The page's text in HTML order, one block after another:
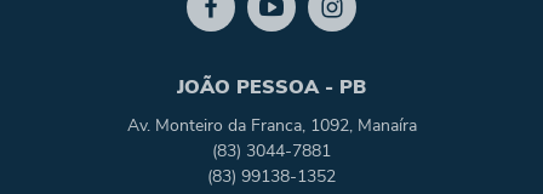
JOÃO PESSOA - PB
Av. Monteiro da Franca, 1092, Manaíra
(83) 3044-7881
(83) 99138-1352